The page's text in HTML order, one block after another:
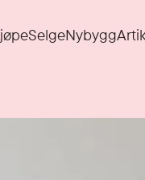
SelgeNybygg